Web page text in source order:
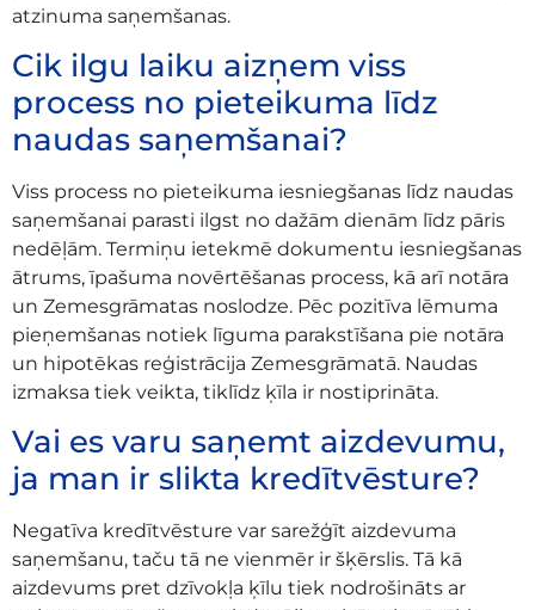
atzinuma saņemšanas.
Cik ilgu laiku aizņem viss
process no pieteikuma līdz
naudas saņemšanai?
Viss process no pieteikuma iesniegšanas līdz naudas
saņemšanai parasti ilgst no dažām dienām līdz pāris
nedēļām. Termiņu ietekmē dokumentu iesniegšanas
ātrums, īpašuma novērtēšanas process, kā arī notāra
un Zemesgrāmatas noslodze. Pēc pozitīva lēmuma
pieņemšanas notiek līguma parakstīšana pie notāra
un hipotēkas reģistrācija Zemesgrāmatā. Naudas
izmaksa tiek veikta, tiklīdz ķīla ir nostiprināta.
Vai es varu saņemt aizdevumu,
ja man ir slikta kredītvēsture?
Negatīva kredītvēsture var sarežģīt aizdevuma
saņemšanu, taču tā ne vienmēr ir šķērslis. Tā kā
aizdevums pret dzīvokļa ķīlu tiek nodrošināts ar